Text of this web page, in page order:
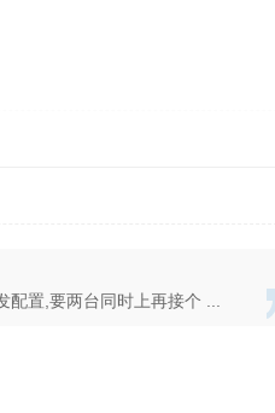
置,要两台同时上再接个 ...